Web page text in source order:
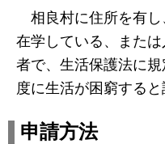
相良村に住所を有し
在学している、また
者で、生活保護法に
度に生活が困窮すると
申請方法